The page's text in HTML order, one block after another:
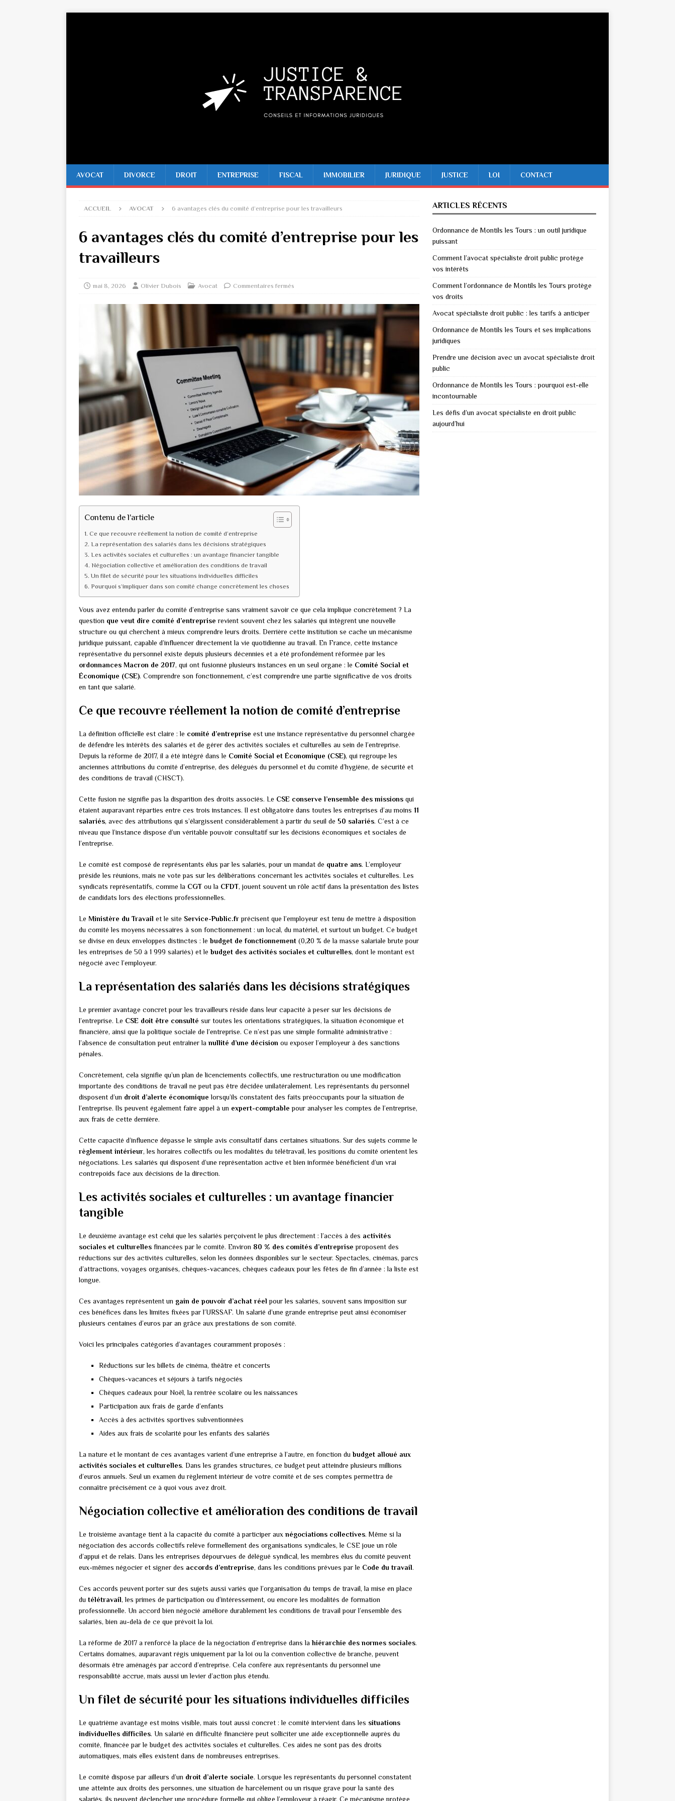
AVOCAT DIVORCE DROIT ENTREPRISE FISCAL IMMOBILIER JURIDIQUE JUSTICE LOI CONTACT
ACCUEIL AVOCAT 6 avantages clés du comité d’entreprise pour les travailleurs
6 avantages clés du comité d’entreprise pour les
travailleurs
mai 8, 2026 Olivier Dubois Avocat Commentaires fermés
Contenu de l'article
Ce que recouvre réellement la notion de comité d’entreprise
La représentation des salariés dans les décisions stratégiques
Les activités sociales et culturelles : un avantage financier tangible
Négociation collective et amélioration des conditions de travail
Un filet de sécurité pour les situations individuelles difficiles
Pourquoi s’impliquer dans son comité change concrètement les choses
Vous avez entendu parler du comité d’entreprise sans vraiment savoir ce que cela implique concrètement ? La
question que veut dire comité d’entreprise revient souvent chez les salariés qui intègrent une nouvelle
structure ou qui cherchent à mieux comprendre leurs droits. Derrière cette institution se cache un mécanisme
juridique puissant, capable d’influencer directement la vie quotidienne au travail. En France, cette instance
représentative du personnel existe depuis plusieurs décennies et a été profondément réformée par les
ordonnances Macron de 2017, qui ont fusionné plusieurs instances en un seul organe : le Comité Social et
Économique (CSE). Comprendre son fonctionnement, c’est comprendre une partie significative de vos droits
en tant que salarié.
Ce que recouvre réellement la notion de comité d’entreprise
La définition officielle est claire : le comité d’entreprise est une instance représentative du personnel chargée
de défendre les intérêts des salariés et de gérer des activités sociales et culturelles au sein de l’entreprise.
Depuis la réforme de 2017, il a été intégré dans le Comité Social et Économique (CSE), qui regroupe les
anciennes attributions du comité d’entreprise, des délégués du personnel et du comité d’hygiène, de sécurité et
des conditions de travail (CHSCT).
Cette fusion ne signifie pas la disparition des droits associés. Le CSE conserve l’ensemble des missions qui
étaient auparavant réparties entre ces trois instances. Il est obligatoire dans toutes les entreprises d’au moins 11
salariés, avec des attributions qui s’élargissent considérablement à partir du seuil de 50 salariés. C’est à ce
niveau que l’instance dispose d’un véritable pouvoir consultatif sur les décisions économiques et sociales de
l’entreprise.
Le comité est composé de représentants élus par les salariés, pour un mandat de quatre ans. L’employeur
préside les réunions, mais ne vote pas sur les délibérations concernant les activités sociales et culturelles. Les
syndicats représentatifs, comme la CGT ou la CFDT, jouent souvent un rôle actif dans la présentation des listes
de candidats lors des élections professionnelles.
Le Ministère du Travail et le site Service-Public.frprécisent que l’employeur est tenu de mettre à disposition
du comité les moyens nécessaires à son fonctionnement : un local, du matériel, et surtout un budget. Ce budget
se divise en deux enveloppes distinctes : lebudget de fonctionnement (0,20 % de la masse salariale brute pour
les entreprises de 50 à 1 999 salariés) et lebudget des activités sociales et culturelles, dont le montant est
négocié avec l’employeur.
La représentation des salariés dans les décisions stratégiques
Le premier avantage concret pour les travailleurs réside dans leur capacité à peser sur les décisions de
l’entreprise. Le CSE doit être consulté sur toutes les orientations stratégiques, la situation économique et
financière, ainsi que la politique sociale de l’entreprise. Ce n’est pas une simple formalité administrative :
l’absence de consultation peut entraîner la nullité d’une décision ou exposer l’employeur à des sanctions
pénales.
Concrètement, cela signifie qu’un plan de licenciements collectifs, une restructuration ou une modification
importante des conditions de travail ne peut pas être décidée unilatéralement. Les représentants du personnel
disposent d’un droit d’alerte économique lorsqu’ils constatent des faits préoccupants pour la situation de
l’entreprise. Ils peuvent également faire appel à un expert-comptable pour analyser les comptes de l’entreprise,
aux frais de cette dernière.
Cette capacité d’influence dépasse le simple avis consultatif dans certaines situations. Sur des sujets comme le
règlement intérieur, les horaires collectifs ou les modalités du télétravail, les positions du comité orientent les
négociations. Les salariés qui disposent d’une représentation active et bien informée bénéficient d’un vrai
contrepoids face aux décisions de la direction.
Les activités sociales et culturelles : un avantage financier
tangible
Le deuxième avantage est celui que les salariés perçoivent le plus directement : l’accès à des activités
sociales et culturelles financées par le comité. Environ 80 % des comités d’entreprise proposent des
réductions sur des activités culturelles, selon les données disponibles sur le secteur. Spectacles, cinémas, parcs
d’attractions, voyages organisés, chèques-vacances, chèques cadeaux pour les fêtes de fin d’année : la liste est
longue.
Ces avantages représentent un gain de pouvoir d’achat réel pour les salariés, souvent sans imposition sur
ces bénéfices dans les limites fixées par l’URSSAF. Un salarié d’une grande entreprise peut ainsi économiser
plusieurs centaines d’euros par an grâce aux prestations de son comité.
Voici les principales catégories d’avantages couramment proposés :
Réductions sur les billets de cinéma, théâtre et concerts
Chèques-vacances et séjours à tarifs négociés
Chèques cadeaux pour Noël, la rentrée scolaire ou les naissances
Participation aux frais de garde d’enfants
Accès à des activités sportives subventionnées
Aides aux frais de scolarité pour les enfants des salariés
La nature et le montant de ces avantages varient d’une entreprise à l’autre, en fonction dubudget alloué aux
activités sociales et culturelles. Dans les grandes structures, ce budget peut atteindre plusieurs millions
d’euros annuels. Seul un examen du règlement intérieur de votre comité et de ses comptes permettra de
connaître précisément ce à quoi vous avez droit.
Négociation collective et amélioration des conditions de travail
Le troisième avantage tient à la capacité du comité à participer aux négociations collectives. Même si la
négociation des accords collectifs relève formellement des organisations syndicales, le CSE joue un rôle
d’appui et de relais. Dans les entreprises dépourvues de délégué syndical, les membres élus du comité peuvent
eux-mêmes négocier et signer des accords d’entreprise, dans les conditions prévues par le Code du travail.
Ces accords peuvent porter sur des sujets aussi variés que l’organisation du temps de travail, la mise en place
du télétravail, les primes de participation ou d’intéressement, ou encore les modalités de formation
professionnelle. Un accord bien négocié améliore durablement les conditions de travail pour l’ensemble des
salariés, bien au-delà de ce que prévoit la loi.
La réforme de 2017 a renforcé la place de la négociation d’entreprise dans lahiérarchie des normes sociales.
Certains domaines, auparavant régis uniquement par la loi ou la convention collective de branche, peuvent
désormais être aménagés par accord d’entreprise. Cela confère aux représentants du personnel une
responsabilité accrue, mais aussi un levier d’action plus étendu.
Un filet de sécurité pour les situations individuelles difficiles
Le quatrième avantage est moins visible, mais tout aussi concret : le comité intervient dans les situations
individuelles difficiles. Un salarié en difficulté financière peut solliciter une aide exceptionnelle auprès du
comité, financée par le budget des activités sociales et culturelles. Ces aides ne sont pas des droits
automatiques, mais elles existent dans de nombreuses entreprises.
Le comité dispose par ailleurs d’un droit d’alerte sociale. Lorsque les représentants du personnel constatent
une atteinte aux droits des personnes, une situation de harcèlement ou un risque grave pour la santé des
salariés, ils peuvent déclencher une procédure formelle qui oblige l’employeur à réagir. Ce mécanisme protège
ARTICLES RÉCENTS
Ordonnance de Montils les Tours : un outil juridique
puissant
Comment l’avocat spécialiste droit public protège
vos intérêts
Comment l’ordonnance de Montils les Tours protège
vos droits
Avocat spécialiste droit public : les tarifs à anticiper
Ordonnance de Montils les Tours et ses implications
juridiques
Prendre une décision avec un avocat spécialiste droit
public
Ordonnance de Montils les Tours : pourquoi est-elle
incontournable
Les défis d’un avocat spécialiste en droit public
aujourd’hui